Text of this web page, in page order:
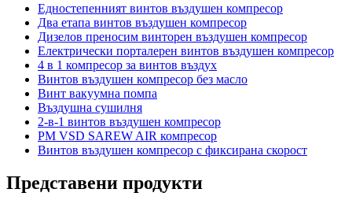
Едностепенният винтов въздушен компресор
Два етапа винтов въздушен компресор
Дизелов преносим винторен въздушен компресор
Електрически порталерен винтов въздушен компресор
4 в 1 компресор за винтов въздух
Винтов въздушен компресор без масло
Винт вакуумна помпа
Въздушна сушилня
2-в-1 винтов въздушен компресор
PM VSD SAREW AIR компресор
Винтов въздушен компресор с фиксирана скорост
Представени продукти